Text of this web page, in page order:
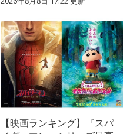
【映画ランキング】『スパ